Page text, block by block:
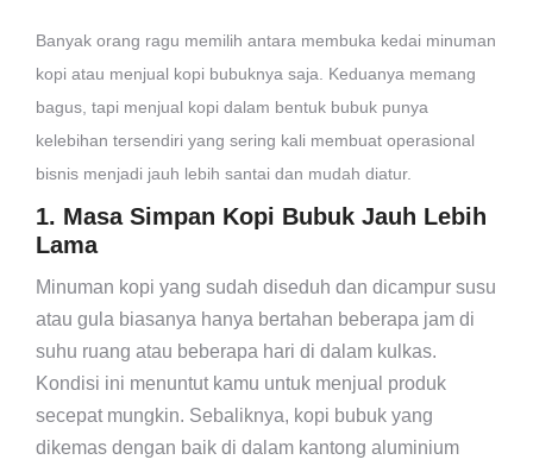
Banyak orang ragu memilih antara membuka kedai minuman
kopi atau menjual kopi bubuknya saja. Keduanya memang
bagus, tapi menjual kopi dalam bentuk bubuk punya
kelebihan tersendiri yang sering kali membuat operasional
bisnis menjadi jauh lebih santai dan mudah diatur.
1. Masa Simpan Kopi Bubuk Jauh Lebih
Lama
Minuman kopi yang sudah diseduh dan dicampur susu
atau gula biasanya hanya bertahan beberapa jam di
suhu ruang atau beberapa hari di dalam kulkas.
Kondisi ini menuntut kamu untuk menjual produk
secepat mungkin. Sebaliknya, kopi bubuk yang
dikemas dengan baik di dalam kantong aluminium